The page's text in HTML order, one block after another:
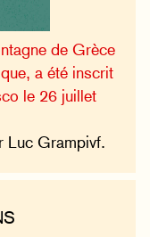
de Grèce
a été inscrit
le 26 juillet
Luc Grampivf.